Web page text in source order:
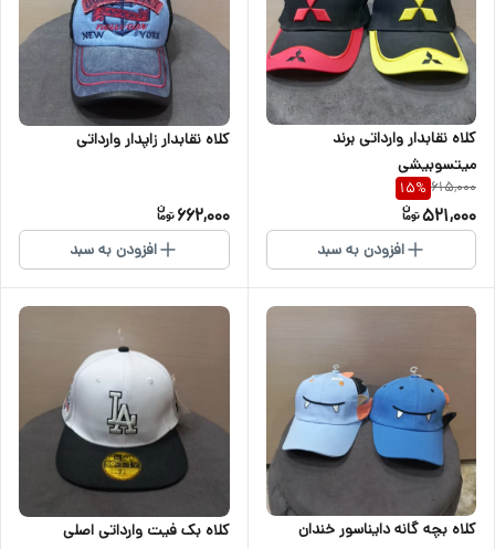
کلاه نقابدار وارداتی برند
میتسوبیشی
615,000
15%
521,000
افزودن به سبد
کلاه نقابدار زاپدار وارداتی
662,000
افزودن به سبد
کلاه بچه گانه دایناسور خندان کلاه بک فیت وارداتی اصلی